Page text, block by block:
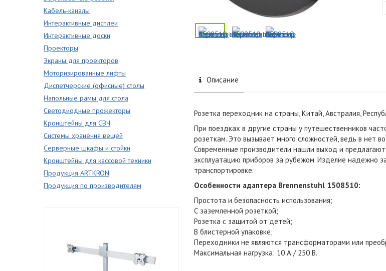
Кабель-каналы
Интерактивные дисплеи
Интерактивные доски
Проекторы
Экраны для проекторов
Моторизированные лифты
Диспетчерские (офисные) столы
Напольные рамы для стола
Светодиодные прожекторы
Кронштейны для СВЧ
Системы хранения вещей
Серверные шкафы и стойки
Кронштейны для кассовой техники
Продукция ARTKRON
Продукция по производителям
Описание
Розетка переходник на страны,Китай, Австралия,
При поездках в другие страны у путешественников
розеткам. Это вызывает много сложностей, ведь в нет
Современные производители нашли выход и
эксплуатацию приборов за рубежом. Изделие надежно
транспортировке.
Особенности адаптера Brennenstuhl 1508510:
Простота и безопасность использования;
С заземленной розеткой;
Розетка с защитой от детей;
В блистерной упаковке;
Переходники не являются трансформаторами или
Максимальная нагрузка: 10 А / 250 В.